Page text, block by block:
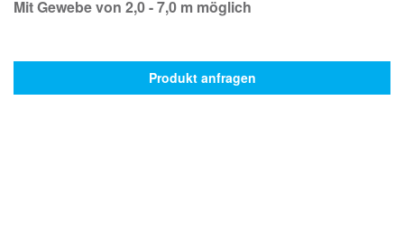
Mit Gewebe von 2,0 - 7,0 m möglich
Produkt anfragen